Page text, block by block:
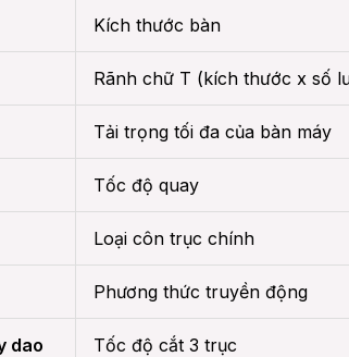
Kích thước bàn
Rãnh chữ T (kích thước x số
Tải trọng tối đa của bàn máy
Tốc độ quay
Loại côn trục chính
Phương thức truyền động
dao Tốc độ cắt 3 trục